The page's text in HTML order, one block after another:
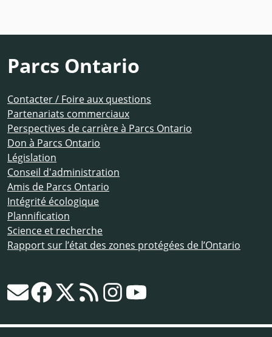
Parcs Ontario
Contacter / Foire aux questions
Partenariats commerciaux
Perspectives de carrière à Parcs Ontario
Don à Parcs Ontario
Législation
Conseil d'administration
Amis de Parcs Ontario
Intégrité écologique
Plannification
Science et recherche
Rapport sur l’état des zones protégées de l’Ontario